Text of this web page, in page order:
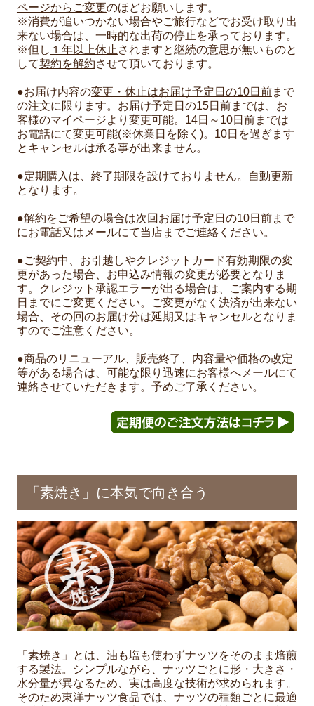
ページからご変更のほどお願いします。
※消費が追いつかない場合やご旅行などでお受け取り出
来ない場合は、一時的な出荷の停止を承っております。
※但し １年以上休止 されますと継続の意思が無いものと
して契約を解約させて頂いております。
●お届け内容の変更・休止はお届け予定日の10日前まで
の注文に限ります。お届け予定日の15日前までは、お
客様のマイページより変更可能。14日～10日前までは
お電話にて変更可能(※休業日を除く)。10日を過ぎます
とキャンセルは承る事が出来ません。
●定期購入は、終了期限を設けておりません。自動更新
となります。
●解約をご希望の場合は次回お届け予定日の10日前まで
にお電話又はメールにて当店までご連絡ください。
●ご契約中、お引越しやクレジットカード有効期限の変
更があった場合、お申込み情報の変更が必要となりま
す。クレジット承認エラーが出る場合は、ご案内する期
日までにご変更ください。ご変更がなく決済が出来ない
場合、その回のお届け分は延期又はキャンセルとなりま
すのでご注意ください。
●商品のリニューアル、販売終了、内容量や価格の改定
等がある場合は、可能な限り迅速にお客様へメールにて
連絡させていただきます。予めご了承ください。
「素焼き」に本気で向き合う
「素焼き」とは、油も塩も使わずナッツをそのまま焙煎
する製法。シンプルながら、ナッツごとに形・大きさ・
水分量が異なるため、実は高度な技術が求められます。
そのため東洋ナッツ食品では、ナッツの種類ごとに最適